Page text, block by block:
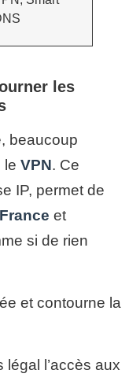
les
beaucoup
le VPN. Ce
IP, permet de
France et
si de rien
et contourne la
l’accès aux